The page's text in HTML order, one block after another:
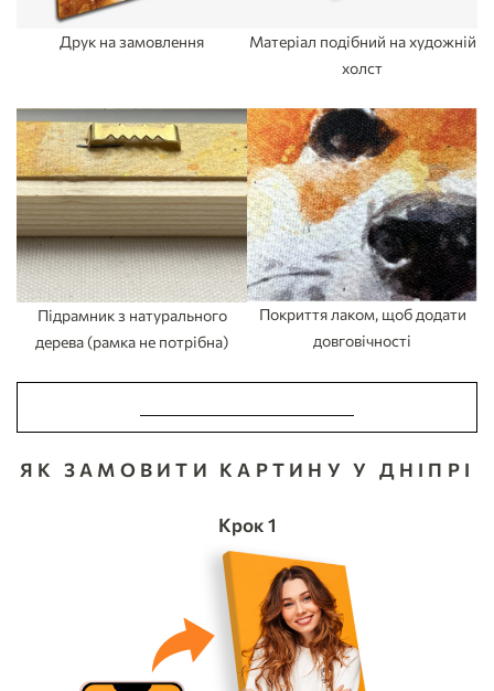
Друк на замовлення
Матеріал подібний на художній
холст
Підрамник з натурального
дерева (рамка не потрібна)
Покриття лаком, щоб додати
довговічності
ЯК ЗАМОВИТИ КАРТИНУ У ДНІПРІ
Крок 1